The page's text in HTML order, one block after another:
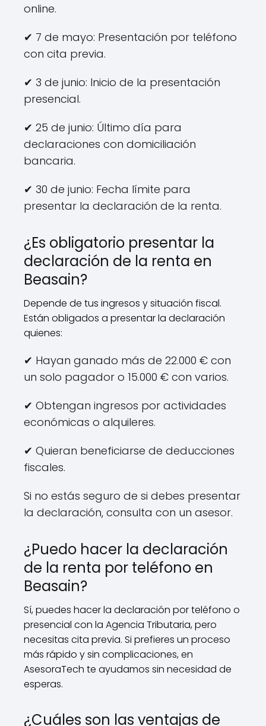
online.
✔ 7 de mayo: Presentación por teléfono
con cita previa.
✔ 3 de junio: Inicio de la presentación
presencial.
✔ 25 de junio: Último día para
declaraciones con domiciliación
bancaria.
✔ 30 de junio: Fecha límite para
presentar la declaración de la renta.
¿Es obligatorio presentar la
declaración de la renta en
Beasain?
Depende de tus ingresos y situación fiscal.
Están obligados a presentar la declaración
quienes:
✔ Hayan ganado más de 22.000 € con
un solo pagador o 15.000 € con varios.
✔ Obtengan ingresos por actividades
económicas o alquileres.
✔ Quieran beneficiarse de deducciones
fiscales.
Si no estás seguro de si debes presentar
la declaración, consulta con un asesor.
¿Puedo hacer la declaración
de la renta por teléfono en
Beasain?
Sí, puedes hacer la declaración por teléfono o
presencial con la Agencia Tributaria, pero
necesitas cita previa. Si prefieres un proceso
más rápido y sin complicaciones, en
AsesoraTech te ayudamos sin necesidad de
esperas.
¿Cuáles son las ventajas de